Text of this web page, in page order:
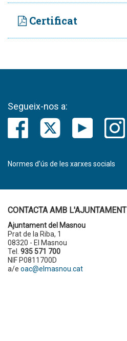
Certificat
Segueix-nos a:
Normes d’ús de les xarxes socials
CONTACTA AMB L'AJUNTAMENT
Ajuntament del Masnou
Prat de la Riba, 1
08320 - El Masnou
Tel. 935 571 700
NIF P0811700D
a/e oac@elmasnou.cat